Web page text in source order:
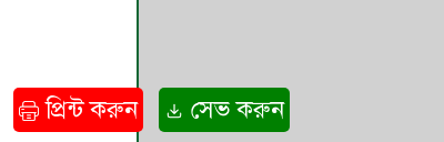
প্রিন্ট করুন সেভ করুন